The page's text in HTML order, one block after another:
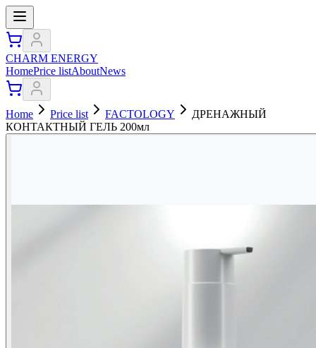
CHARM ENERGY
HomePrice listAboutNews
Home Price list FACTOLOGY
ДРЕНАЖНЫЙ
КОНТАКТНЫЙ ГЕЛЬ 200мл